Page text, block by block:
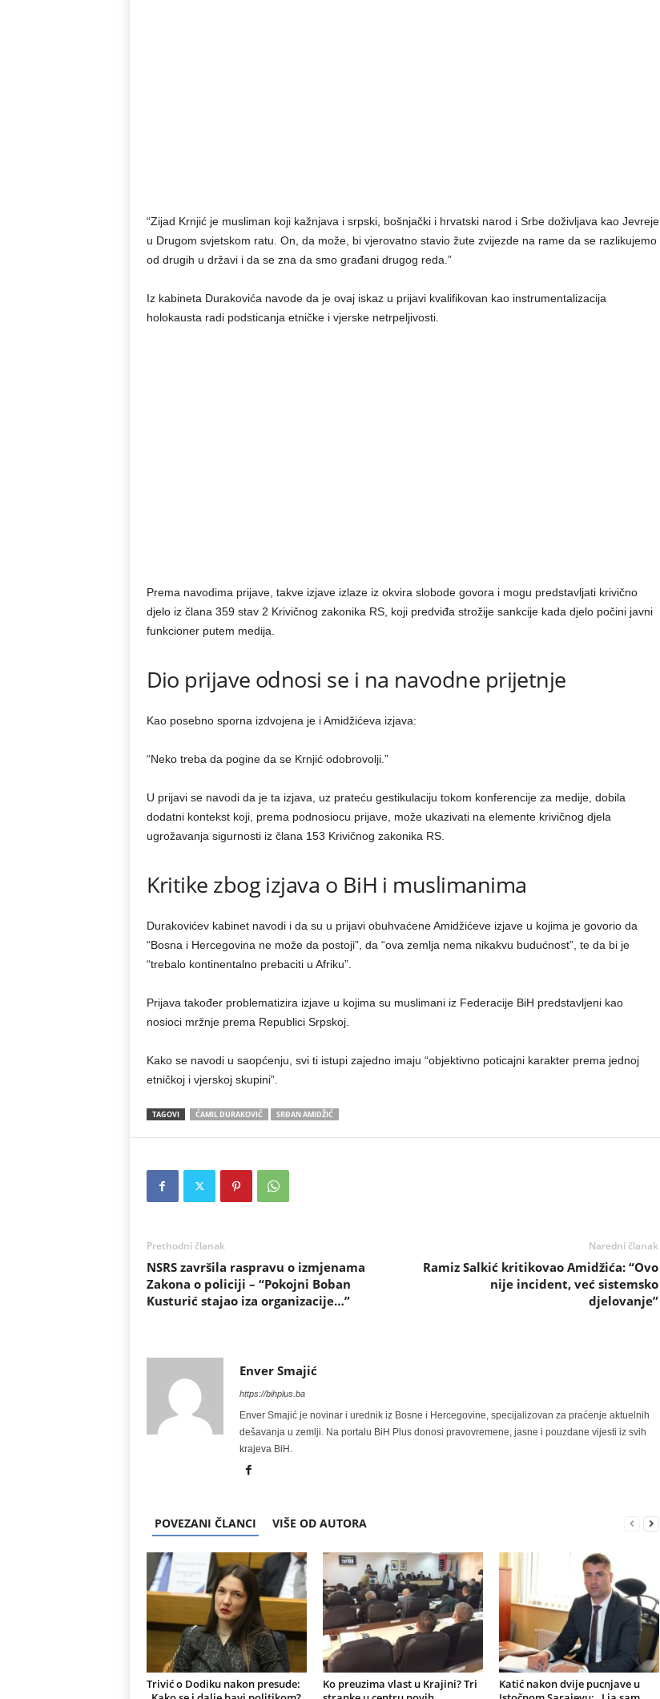
“Zijad Krnjić je musliman koji kažnjava i srpski, bošnjački i hrvatski narod i Srbe doživljava kao Jevreje
u Drugom svjetskom ratu. On, da može, bi vjerovatno stavio žute zvijezde na rame da se razlikujemo
od drugih u državi i da se zna da smo građani drugog reda.”
Iz kabineta Durakovića navode da je ovaj iskaz u prijavi kvalifikovan kao instrumentalizacija
holokausta radi podsticanja etničke i vjerske netrpeljivosti.
Prema navodima prijave, takve izjave izlaze iz okvira slobode govora i mogu predstavljati krivično
djelo iz člana 359 stav 2 Krivičnog zakonika RS, koji predviđa strožije sankcije kada djelo počini javni
funkcioner putem medija.
Dio prijave odnosi se i na navodne prijetnje
Kao posebno sporna izdvojena je i Amidžićeva izjava:
“Neko treba da pogine da se Krnjić odobrovolji.”
U prijavi se navodi da je ta izjava, uz prateću gestikulaciju tokom konferencije za medije, dobila
dodatni kontekst koji, prema podnosiocu prijave, može ukazivati na elemente krivičnog djela
ugrožavanja sigurnosti iz člana 153 Krivičnog zakonika RS.
Kritike zbog izjava o BiH i muslimanima
Durakovićev kabinet navodi i da su u prijavi obuhvaćene Amidžićeve izjave u kojima je govorio da
“Bosna i Hercegovina ne može da postoji”, da “ova zemlja nema nikakvu budućnost”, te da bi je
“trebalo kontinentalno prebaciti u Afriku”.
Prijava također problematizira izjave u kojima su muslimani iz Federacije BiH predstavljeni kao
nosioci mržnje prema Republici Srpskoj.
Kako se navodi u saopćenju, svi ti istupi zajedno imaju “objektivno poticajni karakter prema jednoj
etničkoj i vjerskoj skupini”.
TAGOVI ĆAMIL DURAKOVIĆ SRĐAN AMIDŽIĆ
Prethodni članak
NSRS završila raspravu o izmjenama
Zakona o policiji – “Pokojni Boban
Kusturić stajao iza organizacije…”
Naredni članak
Ramiz Salkić kritikovao Amidžića: “Ovo
nije incident, već sistemsko
djelovanje”
Enver Smajić
https://bihplus.ba
Enver Smajić je novinar i urednik iz Bosne i Hercegovine, specijalizovan za praćenje aktuelnih
dešavanja u zemlji. Na portalu BiH Plus donosi pravovremene, jasne i pouzdane vijesti iz svih
krajeva BiH.
POVEZANI ČLANCI VIŠE OD AUTORA
Trivić o Dodiku nakon presude:
Ko preuzima vlast u Krajini? Tri
Katić nakon dvije pucnjave u